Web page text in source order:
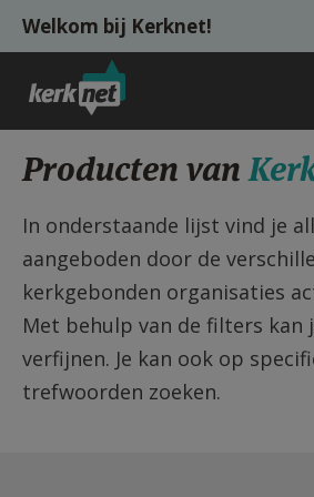
Overslaan en naar de inhoud gaan
Welkom bij Kerknet!
STARTPAGINA
VIERINGEN
SHOP
ZOEKEN
HULP
Producten van
In onderstaande lijst vind je
aangeboden door de
kerkgebonden organisaties
Met behulp van de filters kan
verfijnen. Je kan ook op
trefwoorden zoeken.